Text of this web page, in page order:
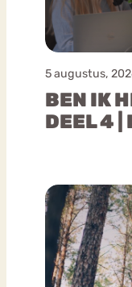
5 augustus,
BEN IK
DEEL 4 |